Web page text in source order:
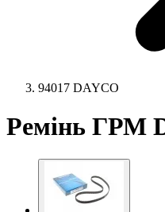
94017 DAYCO
Ремінь ГРМ